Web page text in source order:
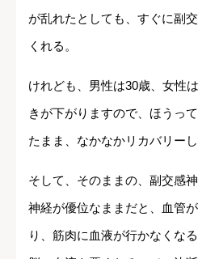
が乱れたとしても、すぐに副
くれる。
けれども、男性は30歳、女性
きが下がりますので、ほうっ
たまま、なかなかリカバリーし
そして、そのままの、副交感
神経が優位なままだと、血管
り、筋肉に血液が行かなくな